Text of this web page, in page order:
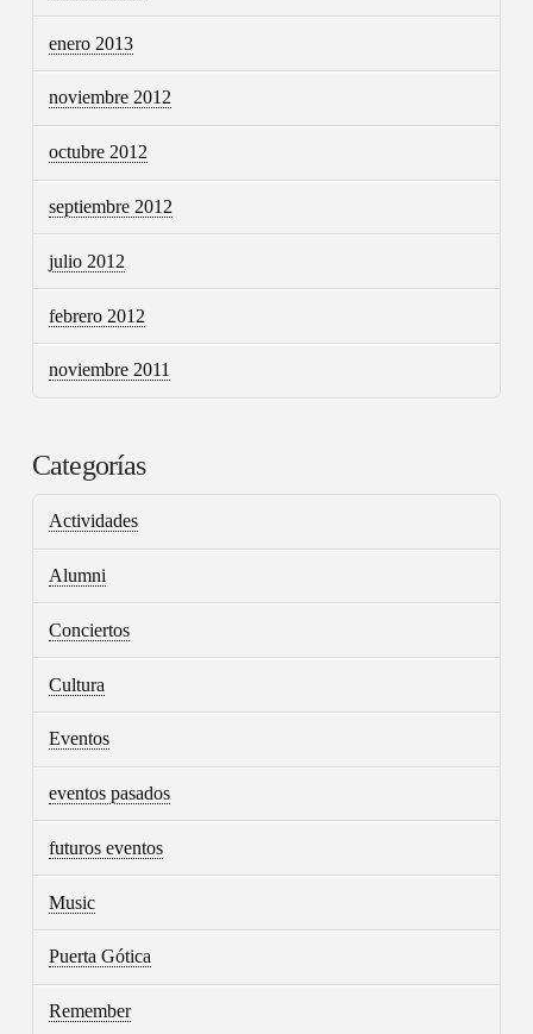
enero 2013
noviembre 2012
octubre 2012
septiembre 2012
julio 2012
febrero 2012
noviembre 2011
Categorías
Actividades
Alumni
Conciertos
Cultura
Eventos
eventos pasados
futuros eventos
Music
Puerta Gótica
Remember